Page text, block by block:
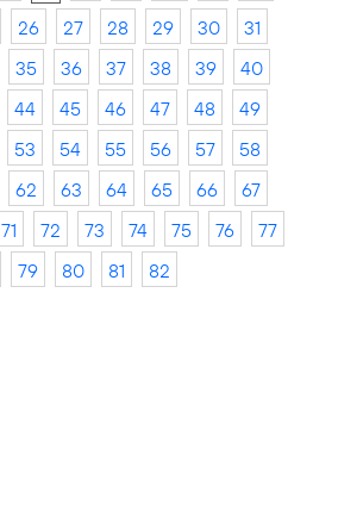
26 27 28 29 30
31
35 36 37 38 39
40
44 45 46 47 48
49
53 54 55 56 57
58
62 63 64 65 66
67
71 72 73 74 75 76
77
79 80 81 82